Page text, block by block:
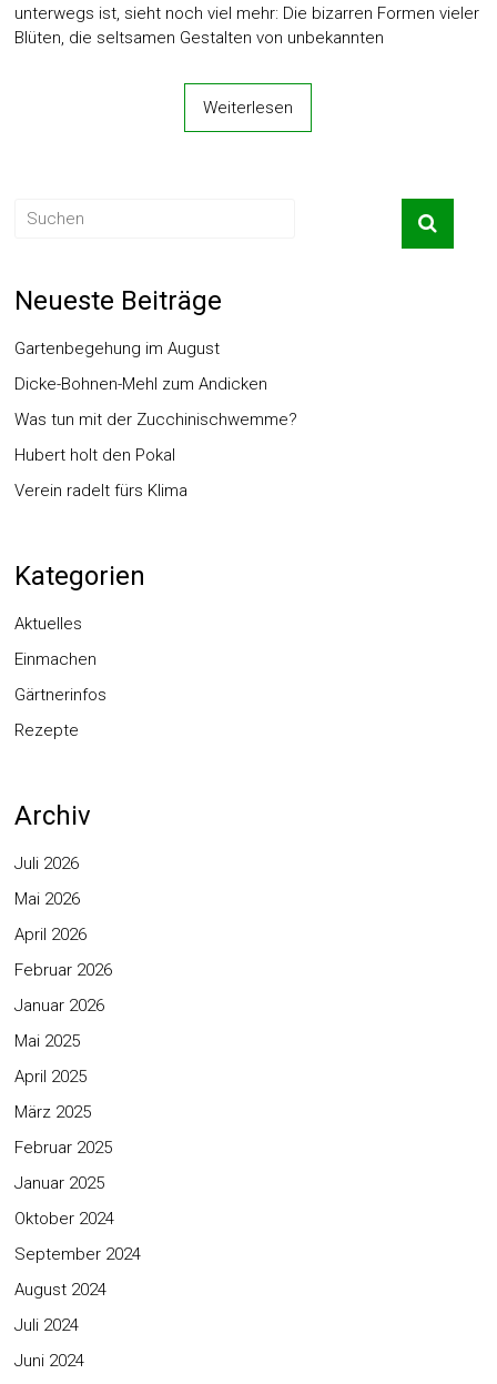
unterwegs ist, sieht noch viel mehr: Die bizarren Formen vieler
Blüten, die seltsamen Gestalten von unbekannten
Weiterlesen
Neueste Beiträge
Gartenbegehung im August
Dicke-Bohnen-Mehl zum Andicken
Was tun mit der Zucchinischwemme?
Hubert holt den Pokal
Verein radelt fürs Klima
Kategorien
Aktuelles
Einmachen
Gärtnerinfos
Rezepte
Archiv
Juli 2026
Mai 2026
April 2026
Februar 2026
Januar 2026
Mai 2025
April 2025
März 2025
Februar 2025
Januar 2025
Oktober 2024
September 2024
August 2024
Juli 2024
Juni 2024